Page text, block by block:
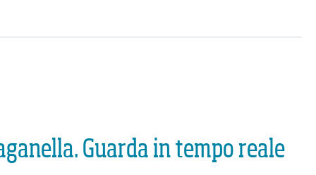
Guarda in tempo reale